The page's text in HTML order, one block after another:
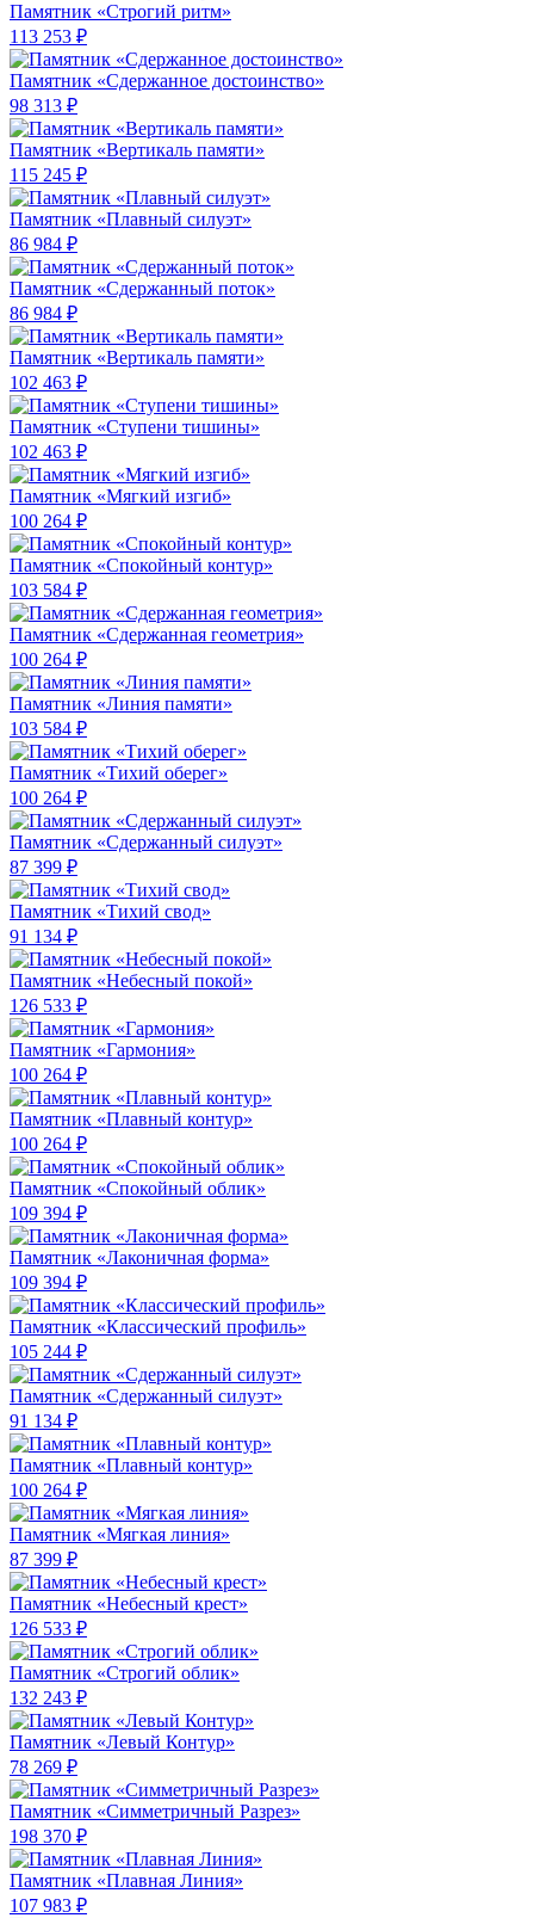
Памятник «Строгий ритм»
113 253 ₽
Памятник «Сдержанное достоинство»
98 313 ₽
Памятник «Вертикаль памяти»
115 245 ₽
Памятник «Плавный силуэт»
86 984 ₽
Памятник «Сдержанный поток»
86 984 ₽
Памятник «Вертикаль памяти»
102 463 ₽
Памятник «Ступени тишины»
102 463 ₽
Памятник «Мягкий изгиб»
100 264 ₽
Памятник «Спокойный контур»
103 584 ₽
Памятник «Сдержанная геометрия»
100 264 ₽
Памятник «Линия памяти»
103 584 ₽
Памятник «Тихий оберег»
100 264 ₽
Памятник «Сдержанный силуэт»
87 399 ₽
Памятник «Тихий свод»
91 134 ₽
Памятник «Небесный покой»
126 533 ₽
Памятник «Гармония»
100 264 ₽
Памятник «Плавный контур»
100 264 ₽
Памятник «Спокойный облик»
109 394 ₽
Памятник «Лаконичная форма»
109 394 ₽
Памятник «Классический профиль»
105 244 ₽
Памятник «Сдержанный силуэт»
91 134 ₽
Памятник «Плавный контур»
100 264 ₽
Памятник «Мягкая линия»
87 399 ₽
Памятник «Небесный крест»
126 533 ₽
Памятник «Строгий облик»
132 243 ₽
Памятник «Левый Контур»
78 269 ₽
Памятник «Симметричный Разрез»
198 370 ₽
Памятник «Плавная Линия»
107 983 ₽